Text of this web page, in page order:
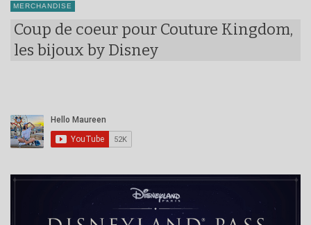
MERCHANDISE
Coup de coeur pour Couture Kingdom,
les bijoux by Disney